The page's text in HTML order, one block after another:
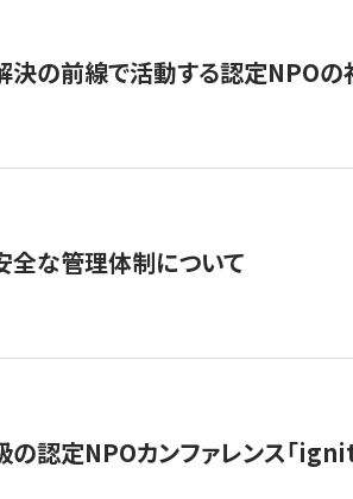
の前線で活動する認定NPOの
全な管理体制について
の認定NPOカンファレンス「